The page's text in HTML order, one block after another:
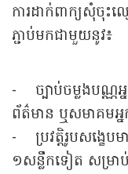
ការដាក់ពាក្យសុំចុះឈ្
ភ្ជាប់មកជាមួយនូវ៖
- ច្បាប់ចម្លងបណ្ណ
ព័ត៌មាន ឬសមាគមអ្
- ប្រវត្តិរូបសង្ខេ
១សន្លឹកទៀត សម្រាប់